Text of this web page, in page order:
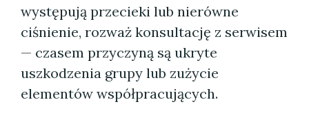
występują przecieki lub nierówne
ciśnienie, rozważ konsultację z serwisem
— czasem przyczyną są ukryte
uszkodzenia grupy lub zużycie
elementów współpracujących.